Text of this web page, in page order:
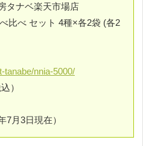
タナベ楽天市場店
比べ セット 4種×各2袋 (各2
tanabe/nnia-5000/
）
7月3日現在）